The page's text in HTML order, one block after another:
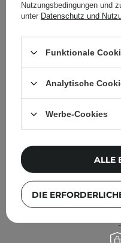
APLB - Retinol
Gesichtswasser mit
Nutzungsbedingungen und
unter Datenschutz und
Funktionale
Analytische
Werbe-Cookies
DIE
ALLE